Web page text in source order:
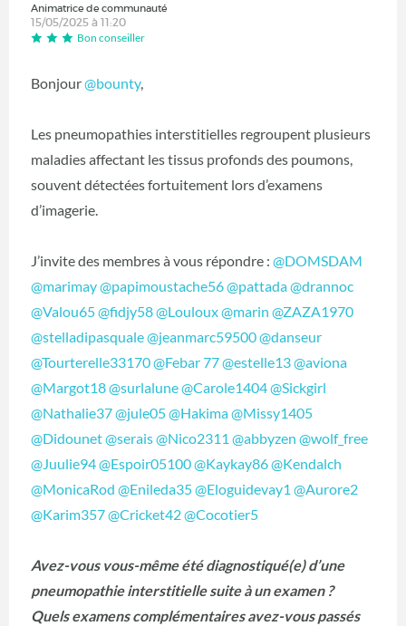
Animatrice de communauté
15/05/2025 à 11:20
Bon conseiller
Bonjour@bounty,
Les pneumopathies interstitielles regroupent plusieurs
maladies affectant les tissus profonds des poumons,
souvent détectées fortuitement lors d’examens
d’imagerie.
J’invite des membres à vous répondre : @DOMSDAM
@marimay@papimoustache56@pattada@drannoc
@Valou65@fidjy58@Louloux@marin @ZAZA1970
@stelladipasquale@jeanmarc59500@danseur
@Tourterelle33170@Febar 77@estelle13@aviona
@Margot18@surlalune@Carole1404@Sickgirl
@Nathalie37@jule05@Hakima@Missy1405
@Didounet@serais@Nico2311 @abbyzen @wolf_free
@Juulie94@Espoir05100@Kaykay86@Kendalch
@MonicaRod @Enileda35@Eloguidevay1 @Aurore2
@Karim357@Cricket42@Cocotier5
Avez-vous vous-même été diagnostiqué(e) d’une
pneumopathie interstitielle suite à un examen ?
Quels examens complémentaires avez-vous passés